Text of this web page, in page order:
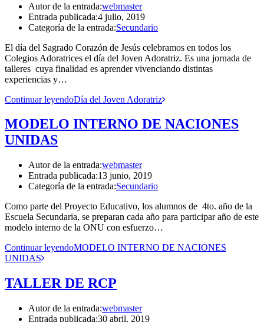
Autor de la entrada:webmaster
Entrada publicada:4 julio, 2019
Categoría de la entrada:Secundario
El día del Sagrado Corazón de Jesús celebramos en todos los
Colegios Adoratrices el día del Joven Adoratriz. Es una jornada de
talleres cuya finalidad es aprender vivenciando distintas
experiencias y…
Continuar leyendoDía del Joven Adoratriz
MODELO INTERNO DE NACIONES
UNIDAS
Autor de la entrada:webmaster
Entrada publicada:13 junio, 2019
Categoría de la entrada:Secundario
Como parte del Proyecto Educativo, los alumnos de 4to. año de la
Escuela Secundaria, se preparan cada año para participar año de este
modelo interno de la ONU con esfuerzo…
Continuar leyendoMODELO INTERNO DE NACIONES
UNIDAS
TALLER DE RCP
Autor de la entrada:webmaster
Entrada publicada:30 abril, 2019